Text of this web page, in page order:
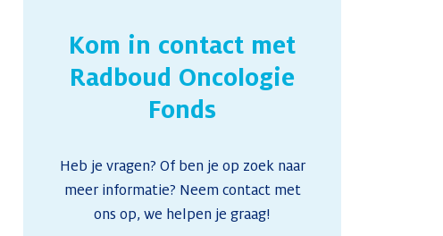
Kom in contact met
Radboud Oncologie
Fonds
Heb je vragen? Of ben je op zoek naar
meer informatie? Neem contact met
ons op, we helpen je graag!